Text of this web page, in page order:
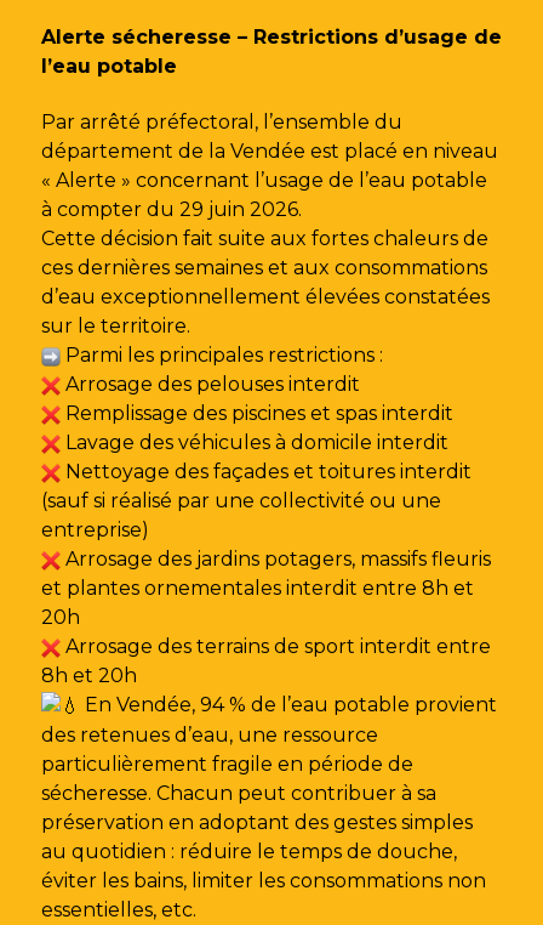
Alerte sécheresse – Restrictions d’usage de
l’eau potable
Par arrêté préfectoral, l’ensemble du
département de la Vendée est placé en niveau
« Alerte » concernant l’usage de l’eau potable
à compter du 29 juin 2026.
Cette décision fait suite aux fortes chaleurs de
ces dernières semaines et aux consommations
d’eau exceptionnellement élevées constatées
sur le territoire.
Parmi les principales restrictions :
Arrosage des pelouses interdit
Remplissage des piscines et spas interdit
Lavage des véhicules à domicile interdit
Nettoyage des façades et toitures interdit
(sauf si réalisé par une collectivité ou une
entreprise)
Arrosage des jardins potagers, massifs fleuris
et plantes ornementales interdit entre 8h et
20h
Arrosage des terrains de sport interdit entre
8h et 20h
En Vendée, 94 % de l’eau potable provient
des retenues d’eau, une ressource
particulièrement fragile en période de
sécheresse. Chacun peut contribuer à sa
préservation en adoptant des gestes simples
au quotidien : réduire le temps de douche,
éviter les bains, limiter les consommations non
essentielles, etc.